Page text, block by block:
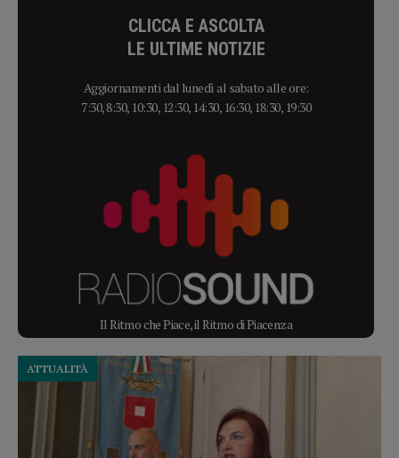
CLICCA E ASCOLTA
LE ULTIME NOTIZIE
Aggiornamenti dal lunedì al sabato alle ore:
7:30, 8:30, 10:30, 12:30, 14:30, 16:30, 18:30, 19:30
Il Ritmo che Piace, il Ritmo di Piacenza
ATTUALITÀ